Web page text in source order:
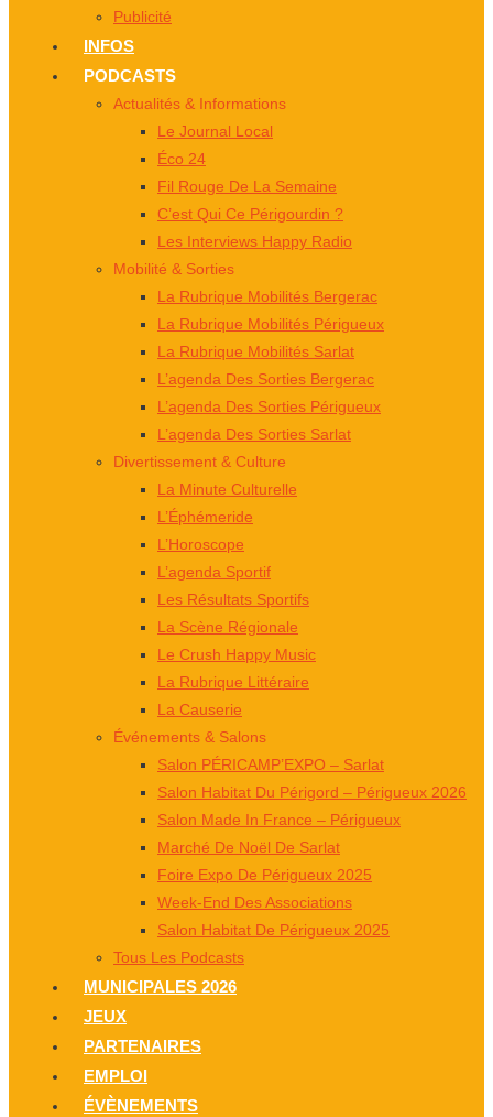
Publicité
INFOS
PODCASTS
Actualités & Informations
Le Journal Local
Éco 24
Fil Rouge De La Semaine
C’est Qui Ce Périgourdin ?
Les Interviews Happy Radio
Mobilité & Sorties
La Rubrique Mobilités Bergerac
La Rubrique Mobilités Périgueux
La Rubrique Mobilités Sarlat
L’agenda Des Sorties Bergerac
L’agenda Des Sorties Périgueux
L’agenda Des Sorties Sarlat
Divertissement & Culture
La Minute Culturelle
L’Éphémeride
L’Horoscope
L’agenda Sportif
Les Résultats Sportifs
La Scène Régionale
Le Crush Happy Music
La Rubrique Littéraire
La Causerie
Événements & Salons
Salon PÉRICAMP’EXPO – Sarlat
Salon Habitat Du Périgord – Périgueux 2026
Salon Made In France – Périgueux
Marché De Noël De Sarlat
Foire Expo De Périgueux 2025
Week-End Des Associations
Salon Habitat De Périgueux 2025
Tous Les Podcasts
MUNICIPALES 2026
JEUX
PARTENAIRES
EMPLOI
ÉVÈNEMENTS